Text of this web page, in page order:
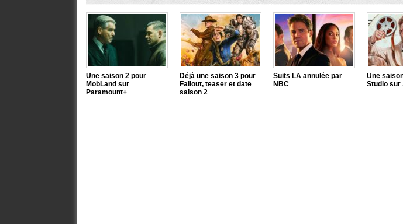
Une saison 2 pour
MobLand sur
Paramount+
Déjà une saison 3 pour
Fallout, teaser et date
saison 2
Suits LA annulée par
NBC
Une
Studio sur